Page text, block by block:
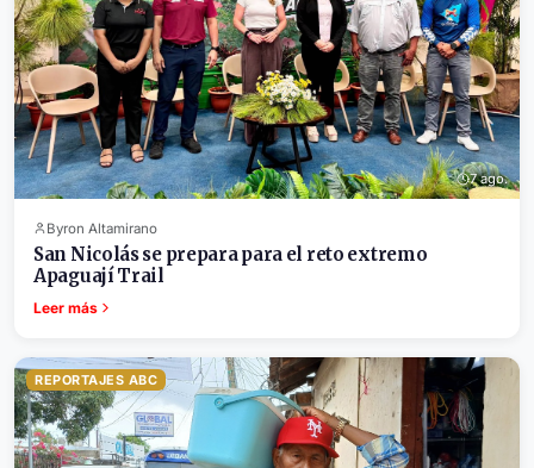
7 ago.
Byron Altamirano
San Nicolás se prepara para el reto extremo
Apaguají Trail
Leer más
REPORTAJES ABC